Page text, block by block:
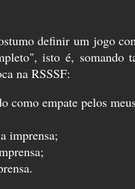
definir um jogo
isto é, somando
na RSSSF:
como empate pelos
imprensa;